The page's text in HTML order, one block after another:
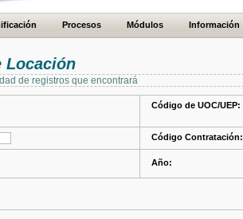
Procesos Módulos Información
Locación
de registros que encontrará
Código de UOC/UEP:
Código Contratación:
Año: